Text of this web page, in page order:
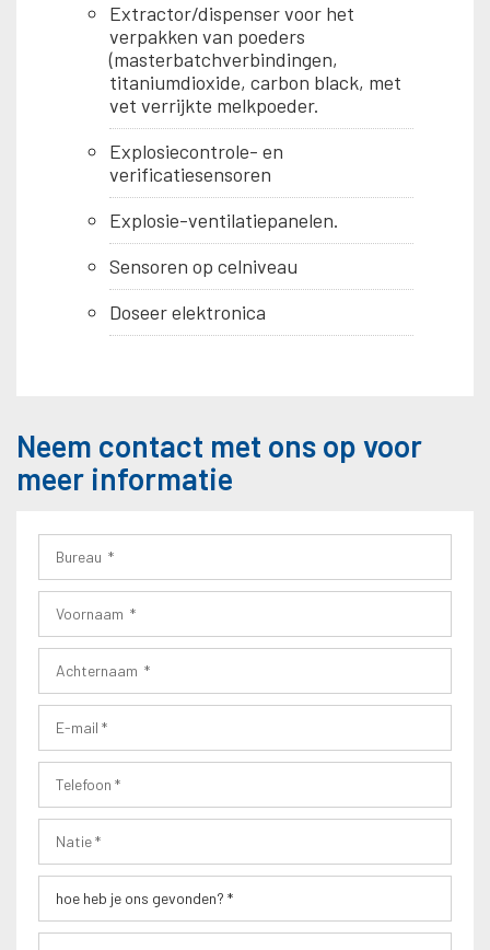
Extractor/dispenser voor het
verpakken van poeders
(masterbatchverbindingen,
titaniumdioxide, carbon black, met
vet verrijkte melkpoeder.
Explosiecontrole- en
verificatiesensoren
Explosie-ventilatiepanelen.
Sensoren op celniveau
Doseer elektronica
Neem contact met ons op voor
meer informatie